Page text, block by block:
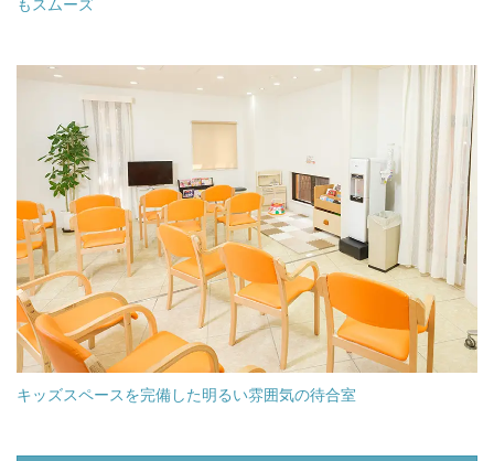
もスムーズ
キッズスペースを完備した明るい雰囲気の待合室